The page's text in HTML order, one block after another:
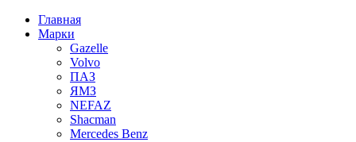
Главная
Марки
Gazelle
Volvo
ПАЗ
ЯМЗ
NEFAZ
Shacman
Mercedes Benz